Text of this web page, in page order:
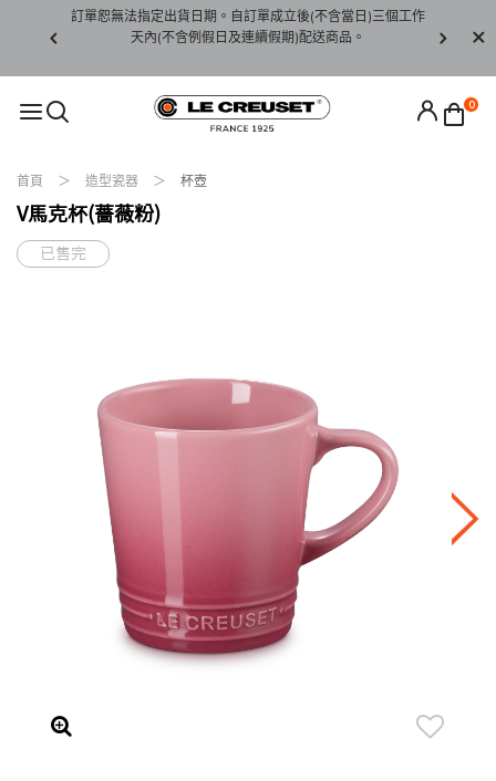
下水)，若
訂單恕無法指定出貨日期。自訂單成立後(不含當日)三個工作
天內(不含例假日及連續假期)配送商品。
請至
0
首頁 造型瓷器 杯壺
V馬克杯(薔薇粉)
已售完